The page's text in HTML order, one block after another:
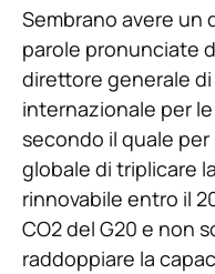
Sembrano avere un
parole pronunciate
direttore generale di
internazionale per
secondo il quale
globale di triplicare
rinnovabile entro il
CO2 del G20 e non
raddoppiare la